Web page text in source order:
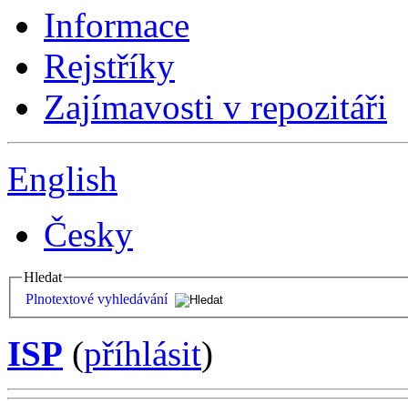
Informace
Rejstříky
Zajímavosti v repozitáři
English
Česky
Hledat
Plnotextové vyhledávání
ISP (příhlásit)